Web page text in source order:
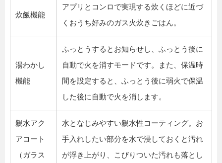
炊飯機能
アプリとコンロで実現する炊くほどに近づ
くおうち好みのガス火炊きごはん。
湯わかし
機能
ふっとうするとお知らせし、ふっとう後に
自動で火を消すモードです。また、保温時
間を設定すると、ふっとう後に弱火で保温
した後に自動で火を消します。
親水アク
アコート
（ガラス
水となじみやすい親水性コーティング。お
手入れしたい部分を水で浸しておくと汚れ
が浮き上がり、こびりついた汚れも落とし